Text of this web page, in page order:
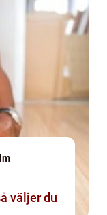
väljer du